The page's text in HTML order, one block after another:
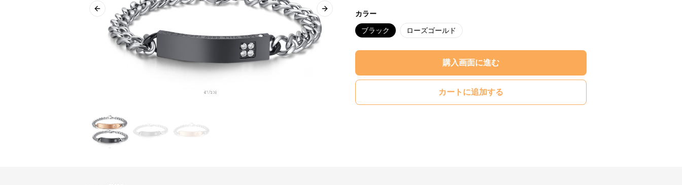
Previous slide Next slide カラー
ブラック ローズゴールド
購入画面に進む
カートに追加する